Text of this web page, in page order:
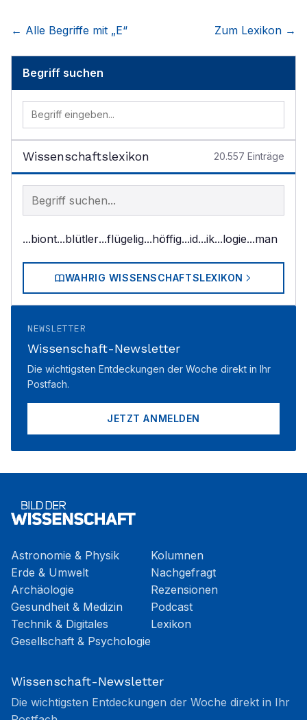
← Alle Begriffe mit „E“ Zum Lexikon →
Begriff suchen
Wissenschaftslexikon 20.557 Einträge
Begriff im Lexikon suchen
...biont...blütler...flügelig...höffig...id...ik...logie...man
WAHRIG WISSENSCHAFTSLEXIKON
NEWSLETTER
Wissenschaft-Newsletter
Die wichtigsten Entdeckungen der Woche direkt in Ihr
Postfach.
JETZT ANMELDEN
Astronomie & Physik
Erde & Umwelt
Archäologie
Gesundheit & Medizin
Technik & Digitales
Gesellschaft & Psychologie
Kolumnen
Nachgefragt
Rezensionen
Podcast
Lexikon
Wissenschaft-Newsletter
Die wichtigsten Entdeckungen der Woche direkt in Ihr